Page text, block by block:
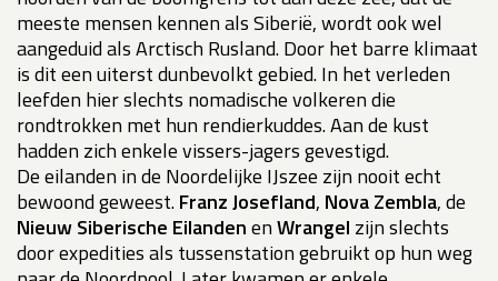
meeste mensen kennen als Siberië, wordt ook wel
aangeduid als Arctisch Rusland. Door het barre klimaat
is dit een uiterst dunbevolkt gebied. In het verleden
leefden hier slechts nomadische volkeren die
rondtrokken met hun rendierkuddes. Aan de kust
hadden zich enkele vissers-jagers gevestigd.
De eilanden in de Noordelijke IJszee zijn nooit echt
bewoond geweest.Franz Josefland, Nova Zembla, de
Nieuw Siberische EilandenenWrangel zijn slechts
door expedities als tussenstation gebruikt op hun weg